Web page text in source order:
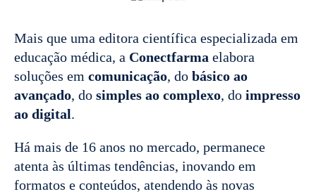
Mais que uma editora científica especializada em
educação médica, a Conectfarma elabora
soluções em comunicação, do básico ao
avançado, do simples ao complexo, do impresso
ao digital.
Há mais de 16 anos no mercado, permanece
atenta às últimas tendências, inovando em
formatos e conteúdos, atendendo às novas